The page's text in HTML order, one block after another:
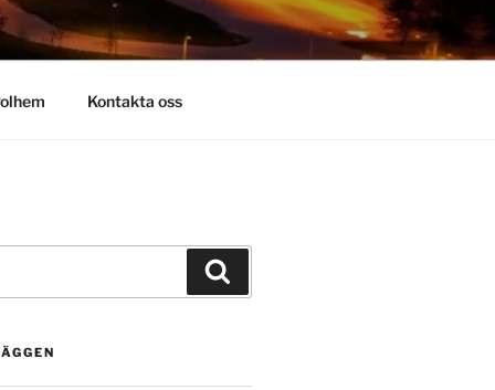
Kontakta oss